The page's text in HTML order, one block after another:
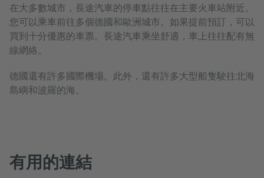
在大多數城市，長途汽車的停車點往往在主要火車站附近。
您可以乘車前往多個德國和歐洲城市。如果提前預訂，可以
買到十分優惠的車票。長途汽車乘坐舒適，車上往往配有無
線網絡。
德國還有許多國際機場。此外，還有許多大型船隻駛往北海
島嶼和波羅的海。
有用的連結